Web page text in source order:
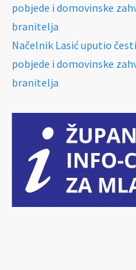
pobjede i domovinske
branitelja
Načelnik Lasić uputio
pobjede i domovinske
branitelja